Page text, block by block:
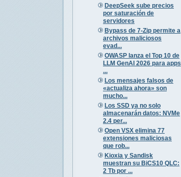
DeepSeek sube precios
por saturación de
servidores
Bypass de 7-Zip permite a
archivos maliciosos
evad...
OWASP lanza el Top 10 de
LLM GenAI 2026 para apps
...
Los mensajes falsos de
«actualiza ahora» son
mucho...
Los SSD ya no solo
almacenarán datos: NVMe
2.4 per...
Open VSX elimina 77
extensiones maliciosas
que rob...
Kioxia y Sandisk
muestran su BiCS10 QLC:
2 Tb por ...